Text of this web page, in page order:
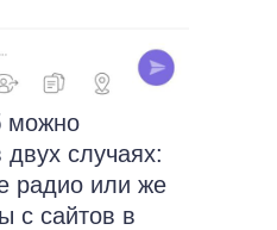
можно
двух случаях:
радио или же
с сайтов в